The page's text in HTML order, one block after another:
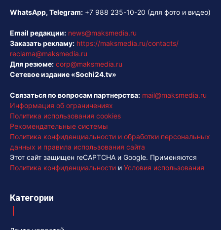
WhatsApp, Telegram: +7 988 235-10-20 (для фото и видео)
Email редакции: news@maksmedia.ru
Заказать рекламу: https://maksmedia.ru/contacts/
reclama@maksmedia.ru
Для резюме: corp@maksmedia.ru
Сетевое издание «Sochi24.tv»
Связаться по вопросам партнерства: mail@maksmedia.ru
Информация об ограничениях
Политика использования cookies
Рекомендательные системы
Политика конфиденциальности и обработки персональных
данных и правила использования сайта
Этот сайт защищен reCAPTCHA и Google. Применяются
Политика конфиденциальности и Условия использования
Категории